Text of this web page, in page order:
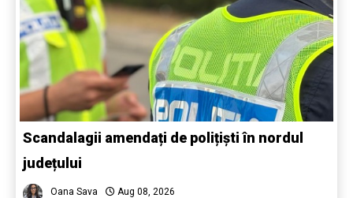
Scandalagii amendați de polițiști în nordul
județului
Oana Sava Aug 08, 2026